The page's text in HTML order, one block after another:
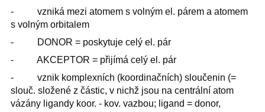
- vzniká mezi atomem s volným el. párem a atomem
s volným orbitalem
- DONOR = poskytuje celý el. pár
- AKCEPTOR = přijímá celý el. pár
- vznik komplexních (koordinačních) sloučenin (=
slouč. složené z částic, v nichž jsou na centrální atom
vázány ligandy koor. - kov. vazbou; ligand = donor,